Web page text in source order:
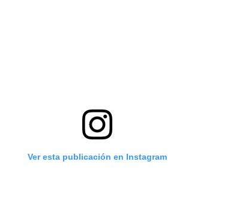
Ver esta publicación en Instagram